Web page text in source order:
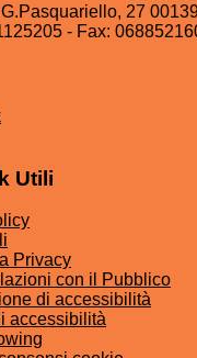
27
- Fax:
Utili
Privacy
con il Pubblico
di accessibilità
accessibilità